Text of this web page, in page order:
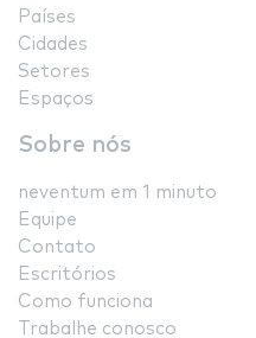
Países
Cidades
Setores
Espaços
Sobre nós
neventum em 1 minuto
Equipe
Contato
Escritórios
Como funciona
Trabalhe conosco